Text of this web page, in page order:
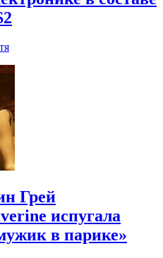
Грей
испугала
в парике»